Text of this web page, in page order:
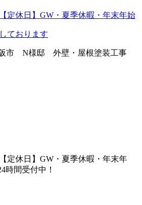
定休日】GW・夏季休暇・年末年始
ております
市 N様邸 外壁・屋根塗装工事
定休日】GW・夏季休暇・年末年
間受付中！